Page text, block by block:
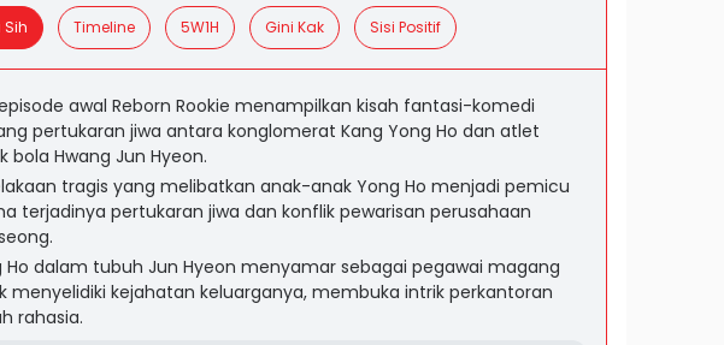
Timeline 5W1H Gini Kak Sisi Positif
awal Reborn Rookie menampilkan kisah fantasi-komedi
pertukaran jiwa antara konglomerat Kang Yong Ho dan atlet
bola Hwang Jun Hyeon.
tragis yang melibatkan anak-anak Yong Ho menjadi pemicu
terjadinya pertukaran jiwa dan konflik pewarisan perusahaan
Ho dalam tubuh Jun Hyeon menyamar sebagai pegawai magang
menyelidiki kejahatan keluarganya, membuka intrik perkantoran
rahasia.